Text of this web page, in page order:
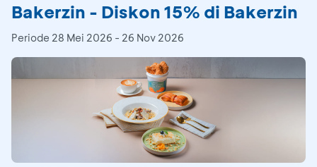
Bakerzin - Diskon 15% di Bakerzin
Periode 28 Mei 2026 - 26 Nov 2026